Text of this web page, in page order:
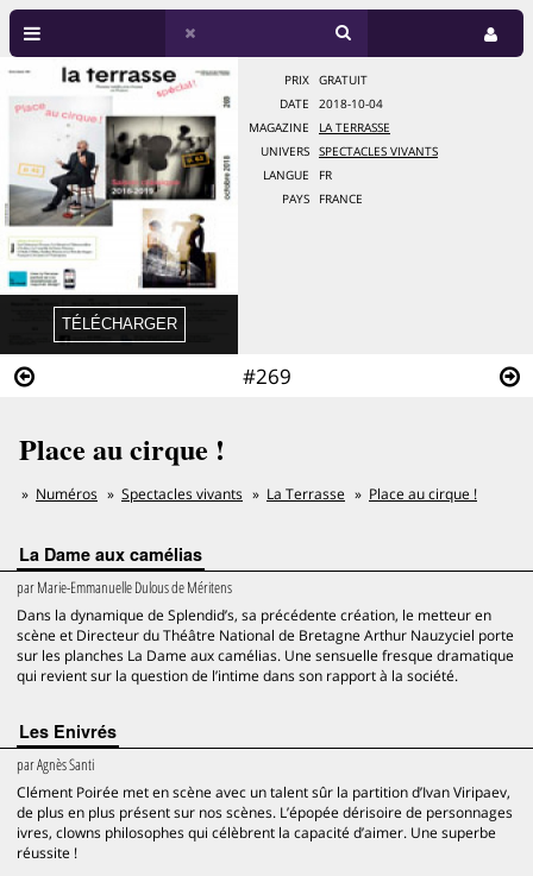
#269
PRIX
GRATUIT
DATE
2018-10-04
MAGAZINE
LA TERRASSE
UNIVERS
SPECTACLES VIVANTS
LANGUE
FR
PAYS
FRANCE
Place au cirque !
Numéros Spectacles vivants La Terrasse Place au cirque !
La Dame aux camélias
parMarie-Emmanuelle Dulous de Méritens
Dans la dynamique de Splendid’s, sa précédente création, le metteur en
scène et Directeur du Théâtre National de Bretagne Arthur Nauzyciel porte
sur les planches La Dame aux camélias. Une sensuelle fresque dramatique
qui revient sur la question de l’intime dans son rapport à la société.
Les Enivrés
parAgnès Santi
Clément Poirée met en scène avec un talent sûr la partition d’Ivan Viripaev,
de plus en plus présent sur nos scènes. L’épopée dérisoire de personnages
ivres, clowns philosophes qui célèbrent la capacité d’aimer. Une superbe
réussite !